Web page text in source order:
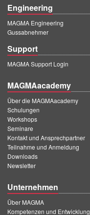
Engineering
MAGMA Engineering
Gussabnehmer
Support
MAGMA Support Login
MAGMAacademy
Über die MAGMAacademy
Schulungen
Workshops
Seminare
Kontakt und Ansprechpartner
Teilnahme und Anmeldung
Downloads
Newsletter
Unternehmen
Über MAGMA
Kompetenzen und Entwicklung